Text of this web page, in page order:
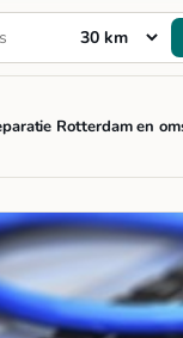
Rotterdam en